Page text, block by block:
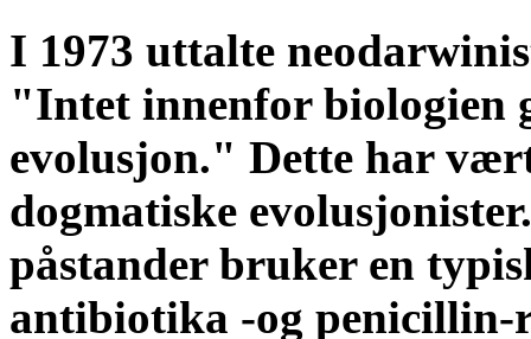
I 1973 uttalte
"Intet innenfor biologien
evolusjon." Dette har
dogmatiske
påstander bruker en
antibiotika -og penicillin-